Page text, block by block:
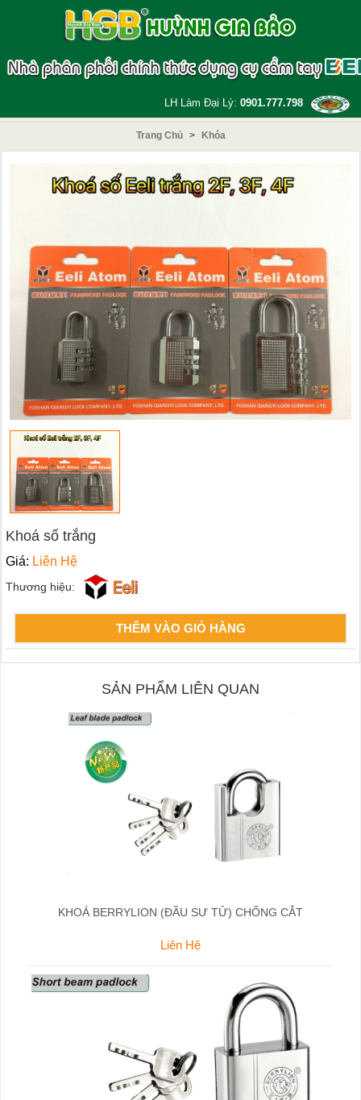
LH Làm Đại Lý: 0901.777.798
Trang Chủ > Khóa
Khoá số trắng
Giá: Liên Hệ
Thương hiệu:
THÊM VÀO GIỎ HÀNG
SẢN PHẨM LIÊN QUAN
KHOÁ BERRYLION (ĐẦU SƯ TỬ) CHỐNG CẮT
Liên Hệ